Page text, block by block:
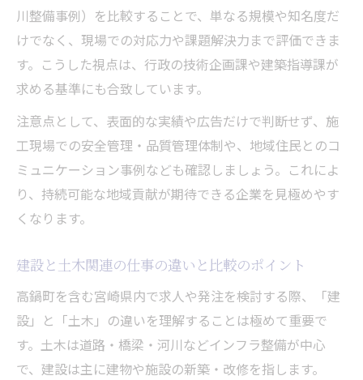
川整備事例）を比較することで、単なる規模や知名度だ
けでなく、現場での対応力や課題解決力まで評価できま
す。こうした視点は、行政の技術企画課や建築指導課が
求める基準にも合致しています。
注意点として、表面的な実績や広告だけで判断せず、施
工現場での安全管理・品質管理体制や、地域住民とのコ
ミュニケーション事例なども確認しましょう。これによ
り、持続可能な地域貢献が期待できる企業を見極めやす
くなります。
建設と土木関連の仕事の違いと比較のポイント
高鍋町を含む宮崎県内で求人や発注を検討する際、「建
設」と「土木」の違いを理解することは極めて重要で
す。土木は道路・橋梁・河川などインフラ整備が中心
で、建設は主に建物や施設の新築・改修を指します。